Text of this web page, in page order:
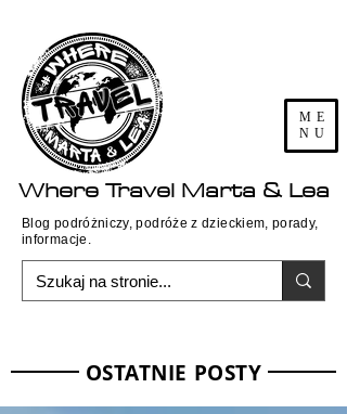
ME
NU
WhereTravel Marta & Lea
Blog podróżniczy, podróże z dzieckiem, porady,
informacje.
OSTATNIE POSTY